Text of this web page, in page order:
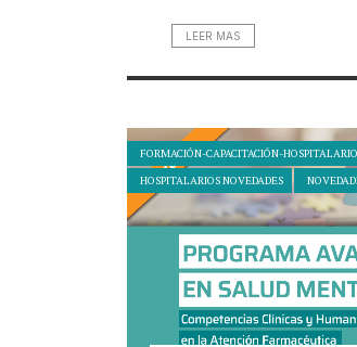
LEER MAS
FORMACIÓN-CAPACITACIÓN-
HOSPITALARIOS NOVEDADES